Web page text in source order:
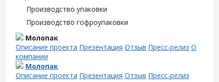
Производство упаковки
Производство гофроупаковки
Молопак
Описание проекта Презентация Отзыв Пресс-релиз О
компании
Молопак
Описание проекта Презентация Отзыв Пресс-релиз